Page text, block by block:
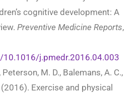
cognitive development: A
Preventive Medicine Reports,
j.pmedr.2016.04.003
M. D., Balemans, A. C.,
(2016). Exercise and physical